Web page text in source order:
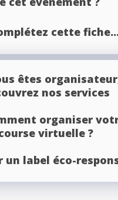
cette
êtes
nos services
organiser
virtuelle ?
un label éco-